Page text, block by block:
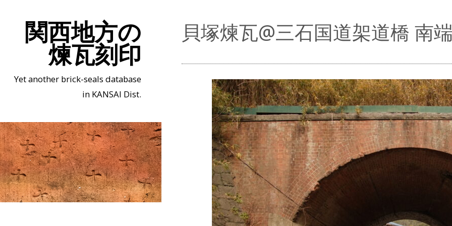
関西地方の
煉瓦刻印
Yet another brick-seals database
in KANSAI Dist.
貝塚煉瓦@三石国道架道橋 南